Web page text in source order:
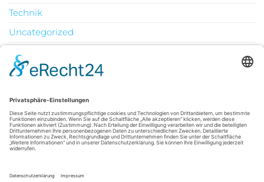
Technik
Uncategorized
M
D
1
2
3
4 5 6 7 8
9